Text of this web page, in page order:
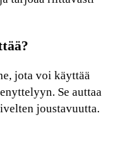
jota voi käyttää
Se auttaa
joustavuutta.